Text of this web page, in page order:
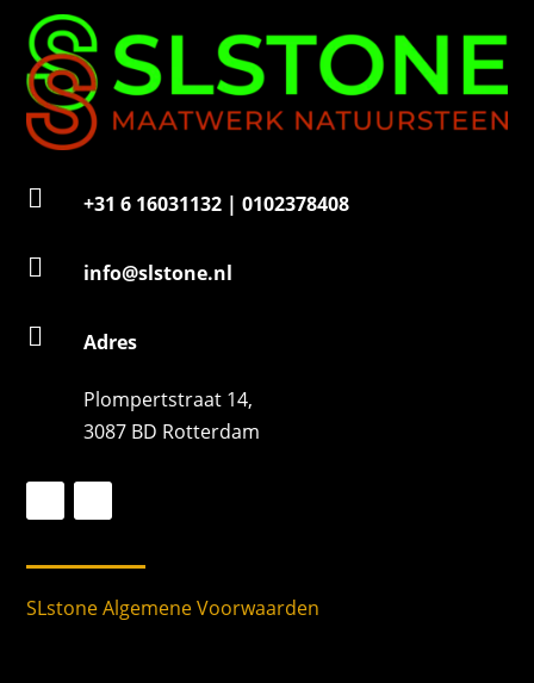
 +31 6 16031132 | 0102378408
 info@slstone.nl
 Adres
Plompertstraat 14,
3087 BD Rotterdam
SLstone Algemene Voorwaarden